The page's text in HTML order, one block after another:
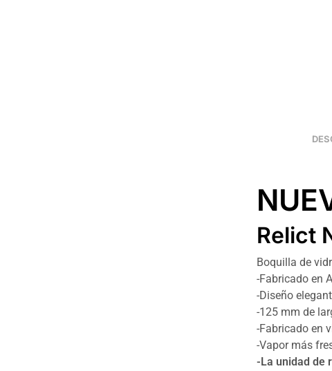
Relict
Boquilla de
-Fabricado en
-Diseño
-125 mm de
-Fabricado en
-Vapor más
-La unidad de